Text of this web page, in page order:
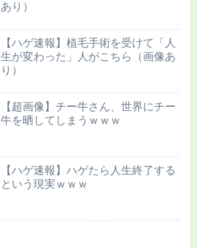
あり）
【ハゲ速報】植毛手術を受けて「人
生が変わった」人がこちら（画像あ
り）
【超画像】チー牛さん、世界にチー
牛を晒してしまうｗｗｗ
【ハゲ速報】ハゲたら人生終了する
という現実ｗｗｗ